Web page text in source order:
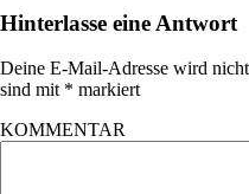
Hinterlasse eine Antwort
Deine E-Mail-Adresse wird
sind mit * markiert
KOMMENTAR